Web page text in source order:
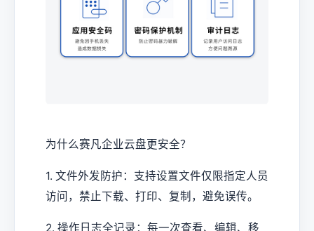
为什么赛凡企业云盘更安全？
1. 文件外发防护：支持设置文件仅限指定人员
访问，禁止下载、打印、复制，避免误传。
2. 操作日志全记录：每一次查看、编辑、移